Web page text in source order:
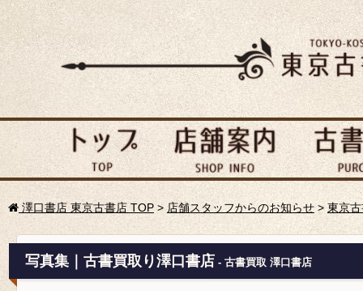
澤口書店 東京古書店 TOP > 店舗スタッフからのお知らせ> 東京
写真集｜古書買取り澤口書店 - 古書買取 澤口書店